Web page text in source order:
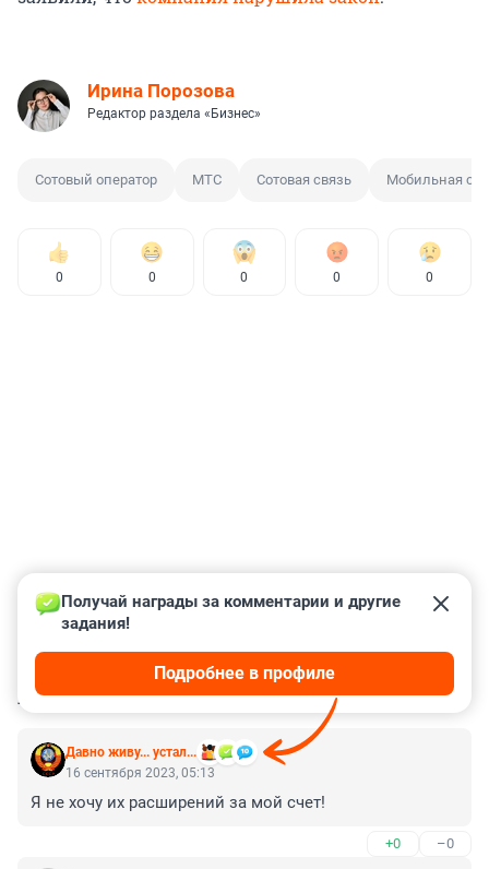
Ирина Порозова
Редактор раздела «Бизнес»
Сотовый оператор МТС Сотовая связь Мобильная
0 0 0 0 0
КОММЕНТАРИИ 81
Давно живу... устал...
Получай награды за комментарии и другие
задания!
Подробнее в профиле
16 сентября 2023, 05:13
Я не хочу их расширений за мой счет!
+0 –0